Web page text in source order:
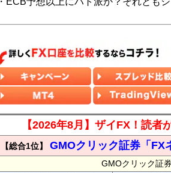
【2026年8月】ザイFX！読者
【総合1位】 GMOクリック証券「FX
GMOクリック証